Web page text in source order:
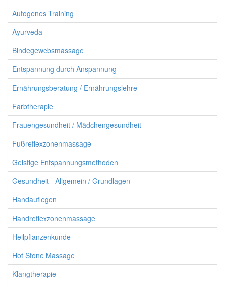
Autogenes Training
Ayurveda
Bindegewebsmassage
Entspannung durch Anspannung
Ernährungsberatung / Ernährungslehre
Farbtherapie
Frauengesundheit / Mädchengesundheit
Fußreflexzonenmassage
Geistige Entspannungsmethoden
Gesundheit - Allgemein / Grundlagen
Handauflegen
Handreflexzonenmassage
Heilpflanzenkunde
Hot Stone Massage
Klangtherapie